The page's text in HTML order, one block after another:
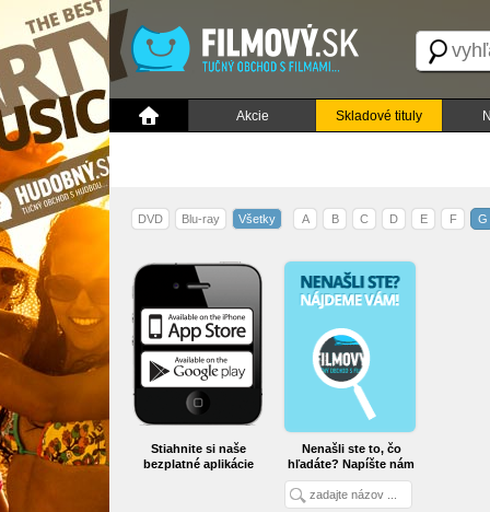
Akcie Skladové tituly
DVD Blu-ray Všetky A B C D E F G
Stiahnite si naše
bezplatné aplikácie
Nenašli ste to, čo
hľadáte? Napíšte nám